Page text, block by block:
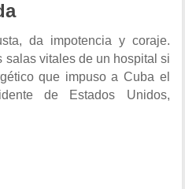
da impotencia y coraje.
salas vitales de un hospital si
que impuso a Cuba el
de Estados Unidos,